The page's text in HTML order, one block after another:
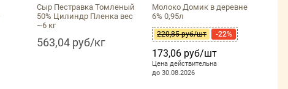
Сыр Пестравка Томленый
50% Цилиндр Пленка вес
~6 кг
563,04 руб/кг
Молоко Домик в деревне
6% 0,95л
220,85 руб/шт -22%
173,06 руб/шт
Цена действительна
до 30.08.2026